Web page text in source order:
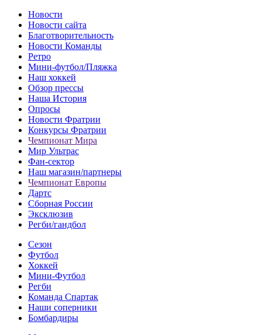
Новости
Новости сайта
Благотворительность
Новости Команды
Ретро
Мини-футбол/Пляжка
Наш хоккей
Обзор прессы
Наша История
Опросы
Новости Фратрии
Конкурсы Фратрии
Чемпионат Мира
Мир Ультрас
Фан-cектор
Наш магазин/партнеры
Чемпионат Европы
Дартс
Сборная России
Эксклюзив
Регби/гандбол
Сезон
Футбол
Хоккей
Мини-Футбол
Регби
Команда Спартак
Наши соперники
Бомбардиры